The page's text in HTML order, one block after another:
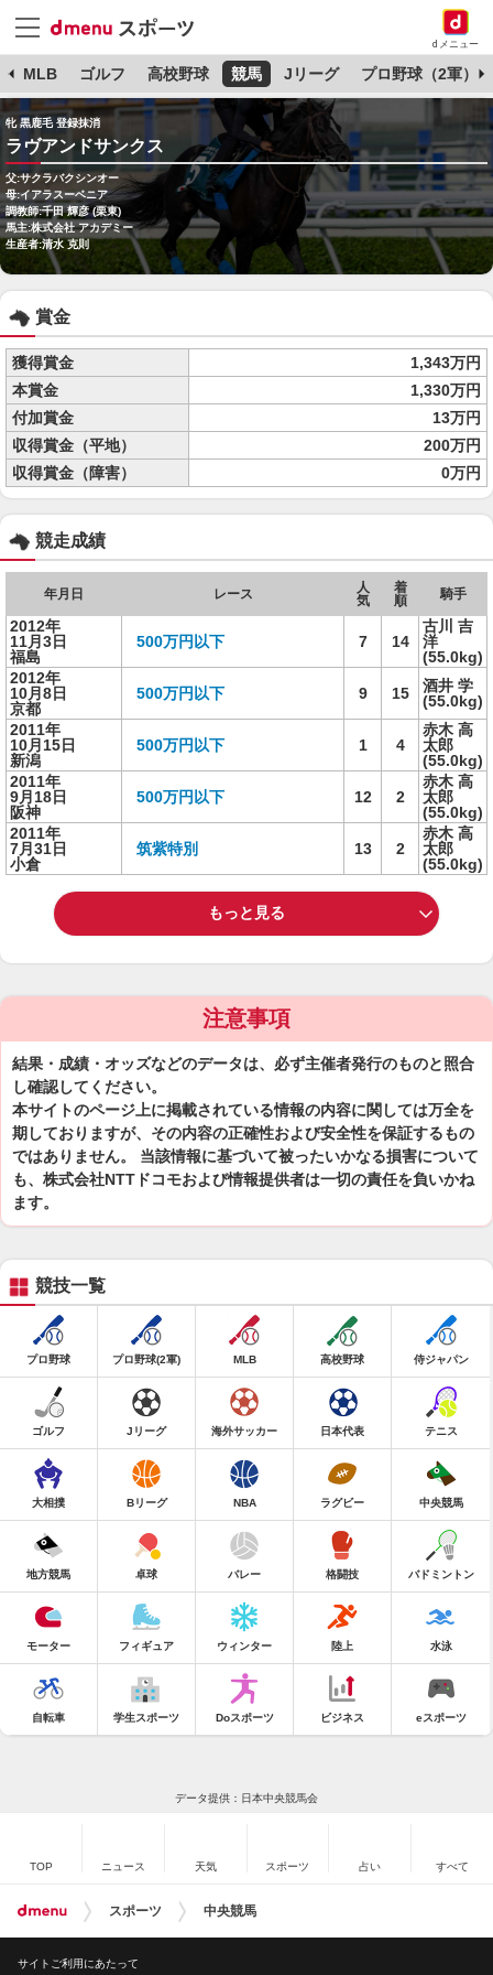
dメニュー
MLB ゴルフ 高校野球 競馬 Jリーグ プロ野球（2軍）
牝 黒鹿毛 登録抹消
ラヴアンドサンクス
父:サクラバクシンオー
母:イアラスーベニア
調教師:千田 輝彦 (栗東)
馬主:株式会社 アカデミー
生産者:清水 克則
賞金
獲得賞金
1,343万円
本賞金
1,330万円
付加賞金
13万円
収得賞金（平地）
200万円
収得賞金（障害）
0万円
競走成績
年月日 レース
人
気
着
順
騎手
2012年
11月3日
福島
500万円以下 7 14
古川 吉
洋
(55.0kg)
2012年
10月8日
京都
500万円以下 9 15
酒井 学
(55.0kg)
2011年
10月15日
新潟
500万円以下 1 4
赤木 高
太郎
(55.0kg)
2011年
9月18日
阪神
500万円以下 12 2
赤木 高
太郎
(55.0kg)
2011年
7月31日
小倉
筑紫特別 13 2
赤木 高
太郎
(55.0kg)
もっと見る
注意事項
結果・成績・オッズなどのデータは、必ず主催者発行のものと照合
し確認してください。
本サイトのページ上に掲載されている情報の内容に関しては万全を
期しておりますが、その内容の正確性および安全性を保証するもの
ではありません。 当該情報に基づいて被ったいかなる損害について
も、株式会社NTTドコモおよび情報提供者は一切の責任を負いかね
ます。
競技一覧
プロ野球 プロ野球(2軍) MLB 高校野球 侍ジャパン
ゴルフ Jリーグ 海外サッカー 日本代表 テニス
大相撲 Bリーグ NBA ラグビー 中央競馬
地方競馬 卓球 バレー 格闘技 バドミントン
モーター フィギュア ウィンター 陸上 水泳
自転車 学生スポーツ Doスポーツ ビジネス eスポーツ
データ提供：日本中央競馬会
TOP ニュース 天気 スポーツ 占い すべて
スポーツ 中央競馬
サイトご利用にあたって